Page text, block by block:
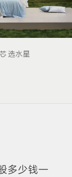
选水星
多少钱一